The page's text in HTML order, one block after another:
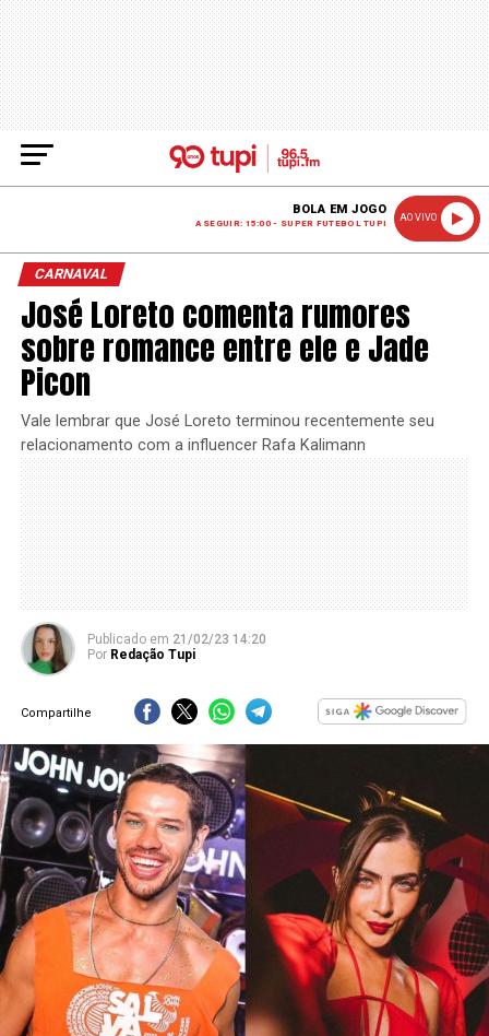
BOLA EM JOGO
A SEGUIR: 15:00 - SUPER FUTEBOL TUPI
AO VIVO
CARNAVAL
José Loreto comenta rumores
sobre romance entre ele e Jade
Picon
Vale lembrar que José Loreto terminou recentemente seu
relacionamento com a influencer Rafa Kalimann
Publicado em 21/02/23 14:20
Por Redação Tupi
Compartilhe